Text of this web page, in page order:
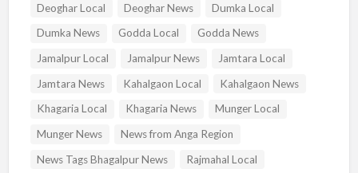
Deoghar Local
Deoghar News
Dumka Local
Dumka News
Godda Local
Godda News
Jamalpur Local
Jamalpur News
Jamtara Local
Jamtara News
Kahalgaon Local
Kahalgaon News
Khagaria Local
Khagaria News
Munger Local
Munger News
News from Anga Region
News Tags Bhagalpur News
Rajmahal Local